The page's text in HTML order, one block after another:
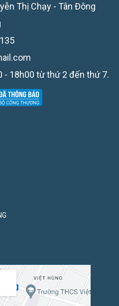
Thị Chạy - Tân Đông
- 18h00 từ thứ 2 đến thứ 7.